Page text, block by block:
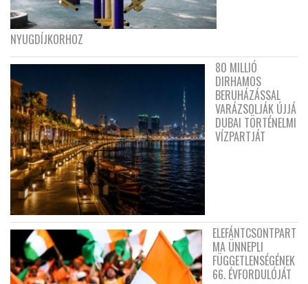
NYUGDÍJKORHOZ
80 MILLIÓ
DIRHAMOS
BERUHÁZÁSSAL
VARÁZSOLJÁK ÚJJÁ
DUBAI TÖRTÉNELMI
VÍZPARTJÁT
ELEFÁNTCSONTPART
MA ÜNNEPLI
FÜGGETLENSÉGÉNEK
66. ÉVFORDULÓJÁT